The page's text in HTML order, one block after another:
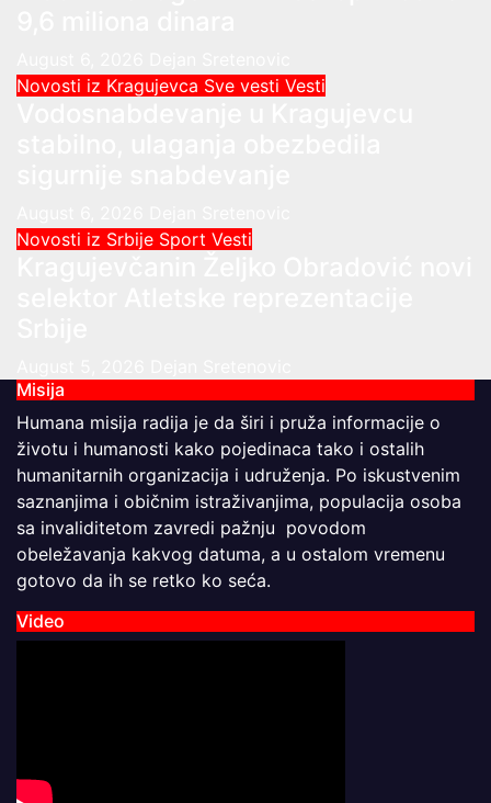
Novosti iz Kragujevca Sve vesti Vesti
Novosti iz Srbije Sport Vesti
Misija
Humana misija radija je da širi i pruža informacije o
životu i humanosti kako pojedinaca tako i ostalih
humanitarnih organizacija i udruženja. Po iskustvenim
saznanjima i običnim istraživanjima, populacija osoba
sa invaliditetom zavredi pažnju povodom
obeležavanja kakvog datuma, a u ostalom vremenu
gotovo da ih se retko ko seća.
Video